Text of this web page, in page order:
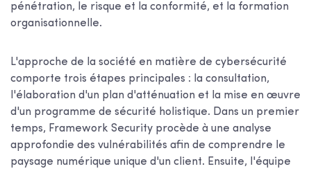
pénétration, le risque et la conformité, et la formation
organisationnelle.
L'approche de la société en matière de cybersécurité
comporte trois étapes principales : la consultation,
l'élaboration d'un plan d'atténuation et la mise en œuvre
d'un programme de sécurité holistique. Dans un premier
temps, Framework Security procède à une analyse
approfondie des vulnérabilités afin de comprendre le
paysage numérique unique d'un client. Ensuite, l'équipe